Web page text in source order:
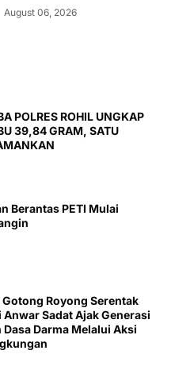
August 06, 2026
POLRES ROHIL UNGKAP
39,84 GRAM, SATU
Berantas PETI Mulai
Royong Serentak
Sadat Ajak Generasi
Darma Melalui Aksi